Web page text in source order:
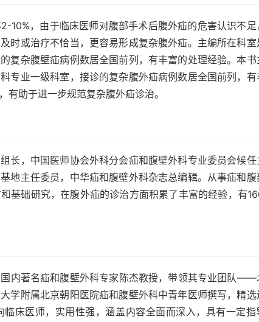
10%，由于临床医师对腹部手术后腹外疝的危害认识不足
时或治疗不恰当，更容易形成复杂腹外疝。主编所在科室
复杂腹壁疝病例数居全国前列，有丰富的处理经验。本书
专业一级科室，接诊的复杂腹外疝病例数居全国前列，有
助于进一步规范复杂腹外疝诊治。
长，中国医师协会外科分会疝和腹壁外科专业委员会候任
地主任委员，中华疝和腹壁外科杂志总编辑。从事疝和腹
基础研究，在腹外疝的诊治方面积累了丰富的经验，有
国内著名疝和腹壁外科专家陈杰教授，带领其专业团队——
学附属北京朝阳医院疝和腹壁外科中青年医师撰写，精选
床医师，实用性强，涵盖内容全面而深入，具有一定指